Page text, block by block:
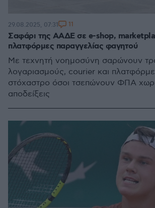
Σαφάρι της ΑΑΔΕ σε e-shop,
πλατφόρμες παραγγελίας φαγητού
Με τεχνητή νοημοσύνη σαρώνουν
λογαριασμούς, courier και
στόχαστρο όσοι τσεπώνουν ΦΠΑ
αποδείξεις
29.08.2025, 07:31 11